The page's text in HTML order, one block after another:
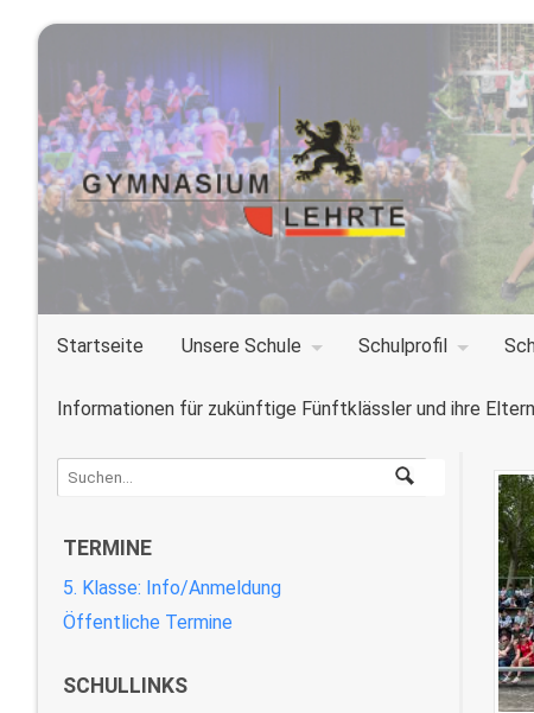
Startseite Unsere Schule Schulprofil
Informationen für zukünftige Fünftklässler und ihre Eltern
TERMINE
5. Klasse: Info/Anmeldung
Öffentliche Termine
SCHULLINKS